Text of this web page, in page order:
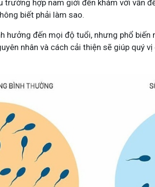
trường hợp nam giới đến khám với vấn
biết phải làm sao.
hưởng đến mọi độ tuổi, nhưng phổ
nhân và cách cải thiện sẽ giúp quý